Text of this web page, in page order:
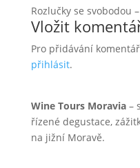
Rozlučky se svobodou
Vložit
Pro přidávání
přihlásit.
Wine Tours Moravia–
řízené degustace,
na jižní Moravě.